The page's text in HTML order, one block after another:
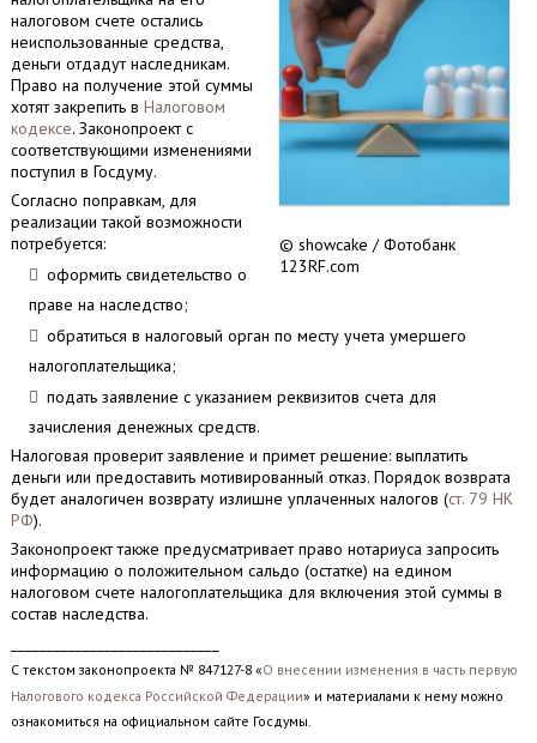
© showcake / Фотобанк
123RF.com
налоговом счете остались
неиспользованные средства,
деньги отдадут наследникам.
Право на получение этой суммы
хотят закрепить в Налоговом
кодексе. Законопроект с
соответствующими изменениями
поступил в Госдуму.
Согласно поправкам, для
реализации такой возможности
потребуется:
оформить свидетельство о
праве на наследство;
обратиться в налоговый орган по месту учета умершего
налогоплательщика;
подать заявление с указанием реквизитов счета для
зачисления денежных средств.
Налоговая проверит заявление и примет решение: выплатить
деньги или предоставить мотивированный отказ. Порядок возврата
будет аналогичен возврату излишне уплаченных налогов (ст. 79 НК
РФ).
Законопроект также предусматривает право нотариуса запросить
информацию о положительном сальдо (остатке) на едином
налоговом счете налогоплательщика для включения этой суммы в
состав наследства.
С текстом законопроекта № 847127-8 «О внесении изменения в часть первую
Налогового кодекса Российской Федерации» и материалами к нему можно
ознакомиться на официальном сайте Госдумы.